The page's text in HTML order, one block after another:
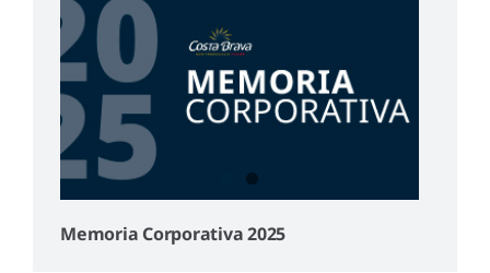
Memoria Corporativa 2025